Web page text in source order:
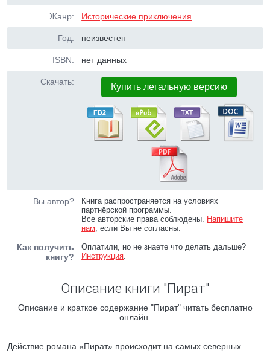
Жанр: Исторические приключения
Год: неизвестен
ISBN: нет данных
Скачать: Купить легальную версию
Вы автор?
Книга распространяется на условиях
партнёрской программы.
Все авторские права соблюдены. Напишите
нам, если Вы не согласны.
Как получить
книгу?
Оплатили, но не знаете что делать дальше?
Инструкция.
Описание книги "Пират"
Описание и краткое содержание "Пират" читать бесплатно
онлайн.
Действие романа «Пират» происходит на самых северных